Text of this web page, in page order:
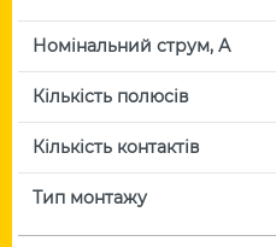
Номінальний струм, А
Кількість полюсів
Кількість контактів
Тип монтажу